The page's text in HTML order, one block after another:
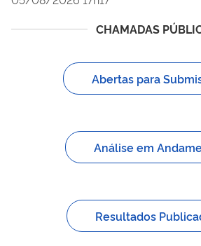
CHAMADAS
Abertas para
Análise em
Resultados